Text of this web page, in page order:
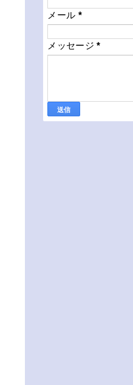
メール *
メッセージ*